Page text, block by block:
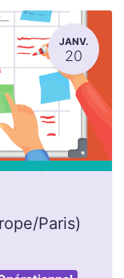
JANV.
20
Paris)